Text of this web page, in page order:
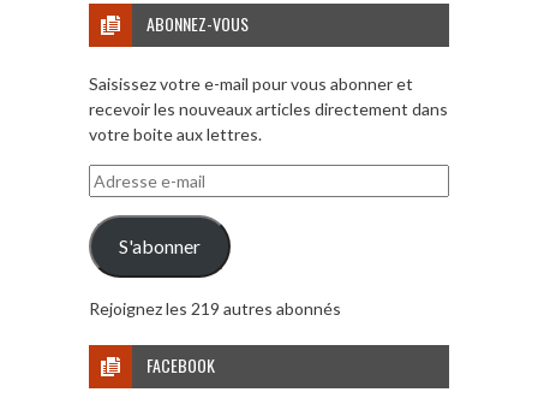
ABONNEZ-VOUS
Saisissez votre e-mail pour vous abonner et
recevoir les nouveaux articles directement dans
votre boite aux lettres.
Adresse
e-
mail
S'abonner
Rejoignez les 219 autres abonnés
FACEBOOK